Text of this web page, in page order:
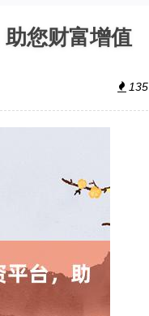
您财富增值
135